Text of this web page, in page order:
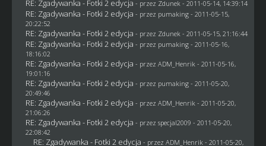
RE: Zgadywanka - Fotki 2 edycja - przez Zdunek - 2011-05-14, 14:39:14
RE: Zgadywanka - Fotki 2 edycja - przez pumaking- 2011-05-15,
20:22:52
RE: Zgadywanka - Fotki 2 edycja - przez Zdunek - 2011-05-15, 21:16:44
RE: Zgadywanka - Fotki 2 edycja - przez pumaking- 2011-05-16,
18:16:02
RE: Zgadywanka - Fotki 2 edycja - przez ADM_Henrik - 2011-05-16,
19:01:16
RE: Zgadywanka - Fotki 2 edycja - przez pumaking- 2011-05-20,
20:49:46
RE: Zgadywanka - Fotki 2 edycja - przez ADM_Henrik - 2011-05-20,
21:06:26
RE: Zgadywanka - Fotki 2 edycja - przez specjal2009 - 2011-05-20,
22:08:42
RE: Zgadywanka - Fotki 2 edycja - przez ADM_Henrik - 2011-05-20,